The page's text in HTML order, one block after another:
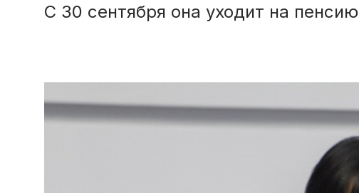
С 30 сентября она уходит на пенсию